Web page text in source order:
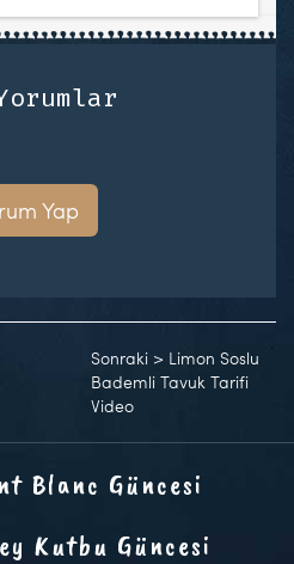
Yap
Sonraki > Limon Soslu
Bademli Tavuk Tarifi
Video
Blanc Güncesi
Kutbu Güncesi